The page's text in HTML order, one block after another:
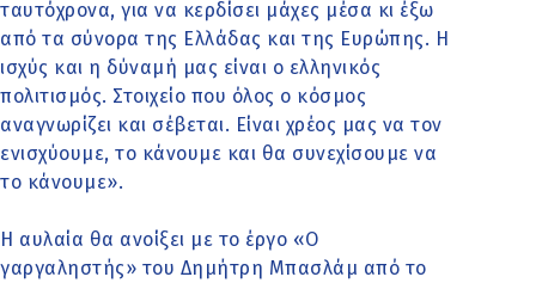
ταυτόχρονα, για να κερδίσει μάχες μέσα κι έξω
από τα σύνορα της Ελλάδας και της Ευρώπης. Η
ισχύς και η δύναμή μας είναι ο ελληνικός
πολιτισμός. Στοιχείο που όλος ο κόσμος
αναγνωρίζει και σέβεται. Είναι χρέος μας να τον
ενισχύουμε, το κάνουμε και θα συνεχίσουμε να
το κάνουμε».
Η αυλαία θα ανοίξει με το έργο «Ο
γαργαληστής» του Δημήτρη Μπασλάμ από το